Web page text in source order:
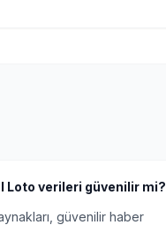
Loto verileri güvenilir mi?
güvenilir haber